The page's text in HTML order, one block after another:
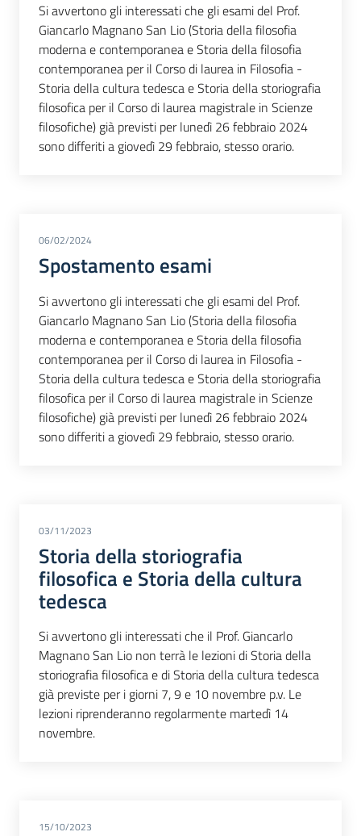
Si avvertono gli interessati che gli esami del Prof.
Giancarlo Magnano San Lio (Storia della filosofia
moderna e contemporanea e Storia della filosofia
contemporanea per il Corso di laurea in Filosofia -
Storia della cultura tedesca e Storia della storiografia
filosofica per il Corso di laurea magistrale in Scienze
filosofiche) già previsti per lunedì 26 febbraio 2024
sono differiti a giovedì 29 febbraio, stesso orario.
06/02/2024
Spostamento esami
Si avvertono gli interessati che gli esami del Prof.
Giancarlo Magnano San Lio (Storia della filosofia
moderna e contemporanea e Storia della filosofia
contemporanea per il Corso di laurea in Filosofia -
Storia della cultura tedesca e Storia della storiografia
filosofica per il Corso di laurea magistrale in Scienze
filosofiche) già previsti per lunedì 26 febbraio 2024
sono differiti a giovedì 29 febbraio, stesso orario.
03/11/2023
Storia della storiografia
filosofica e Storia della cultura
tedesca
Si avvertono gli interessati che il Prof. Giancarlo
Magnano San Lio non terrà le lezioni di Storia della
storiografia filosofica e di Storia della cultura tedesca
già previste per i giorni 7, 9 e 10 novembre p.v. Le
lezioni riprenderanno regolarmente martedì 14
novembre.
15/10/2023